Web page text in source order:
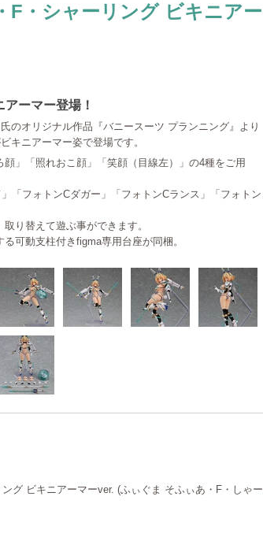
F・シャーリング ビキニアー
ーマー登場！
のオリジナル作品『バニースーツ プランニング』より
キニアーマー姿で登場です。
」「照れおこ顔」「笑顔（目線左）」の4種をご用
「フォトンCダガー」「フォトンCランス」「フォトン
り替えて遊ぶ事ができます。
可動支柱付きfigma専用台座が同梱。
グ ビキニアーマーver. (ふぃぐま そふぃあ・F・しゃー